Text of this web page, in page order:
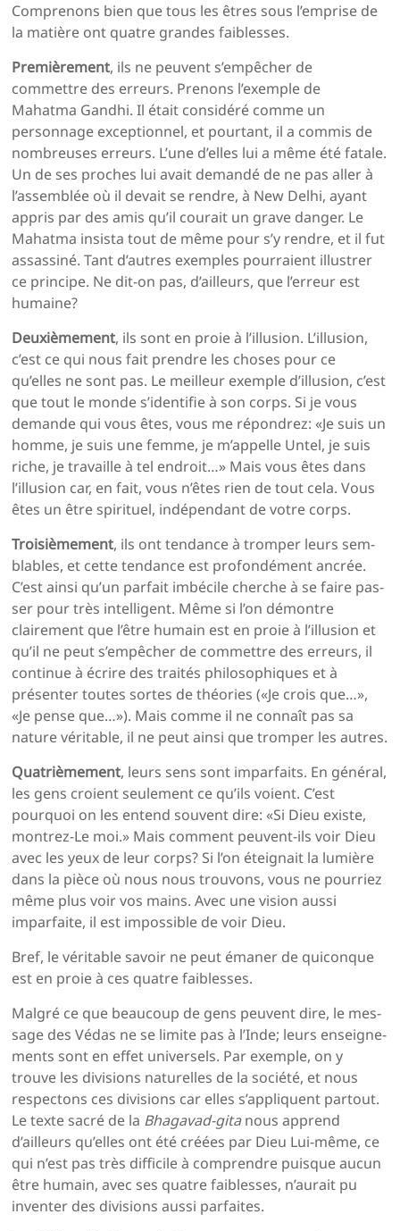
Comprenons bien que tous les êtres sous l’emprise de
la matière ont quatre grandes faiblesses.
Premièrement, ils ne peuvent s’empêcher de
commettre des erreurs. Prenons l’exemple de
Mahatma Gandhi. Il était considéré comme un
personnage exceptionnel, et pourtant, il a commis de
nombreuses erreurs. L’une d’elles lui a même été fatale.
Un de ses proches lui avait demandé de ne pas aller à
l’assemblée où il devait se rendre, à New Delhi, ayant
appris par des amis qu’il courait un grave danger. Le
Mahatma insista tout de même pour s’y rendre, et il fut
assassiné. Tant d’autres exemples pourraient illustrer
ce principe. Ne dit-on pas, d’ailleurs, que l’erreur est
humaine?
Deuxièmement, ils sont en proie à l’illusion. L’illusion,
c’est ce qui nous fait prendre les choses pour ce
qu’elles ne sont pas. Le meilleur exemple d’illusion, c’est
que tout le monde s’identifie à son corps. Si je vous
demande qui vous êtes, vous me répondrez: «Je suis un
homme, je suis une femme, je m’appelle Untel, je suis
riche, je travaille à tel endroit…» Mais vous êtes dans
l’illusion car, en fait, vous n’êtes rien de tout cela. Vous
êtes un être spirituel, indépendant de votre corps.
Troisièmement, ils ont tendance à tromper leurs sem­
blables, et cette tendance est profondément ancrée.
C’est ainsi qu’un parfait imbécile cherche à se faire pas­
ser pour très intelligent. Même si l’on démontre
clairement que l’être humain est en proie à l’illusion et
qu’il ne peut s’empêcher de commettre des erreurs, il
continue à écrire des traités philosophiques et à
présenter toutes sortes de théories («Je crois que…»,
«Je pense que…»). Mais comme il ne connaît pas sa
nature véritable, il ne peut ainsi que tromper les autres.
Quatrièmement, leurs sens sont imparfaits. En général,
les gens croient seulement ce qu’ils voient. C’est
pourquoi on les entend souvent dire: «Si Dieu existe,
montrez-Le moi.» Mais comment peuvent-ils voir Dieu
avec les yeux de leur corps? Si l’on éteignait la lumière
dans la pièce où nous nous trouvons, vous ne pourriez
même plus voir vos mains. Avec une vision aussi
imparfaite, il est impossible de voir Dieu.
Bref, le véritable savoir ne peut émaner de quiconque
est en proie à ces quatre faiblesses.
Malgré ce que beaucoup de gens peuvent dire, le mes­
sage des Védas ne se limite pas à l’Inde; leurs enseigne­
ments sont en effet universels. Par exemple, on y
trouve les divisions naturelles de la société, et nous
respectons ces divisions car elles s’appliquent partout.
Le texte sacré de la Bhagavad-gitanous apprend
d’ailleurs qu’elles ont été créées par Dieu Lui-même, ce
qui n’est pas très difficile à comprendre puisque aucun
être humain, avec ses quatre faiblesses, n’aurait pu
inventer des divisions aussi parfaites.